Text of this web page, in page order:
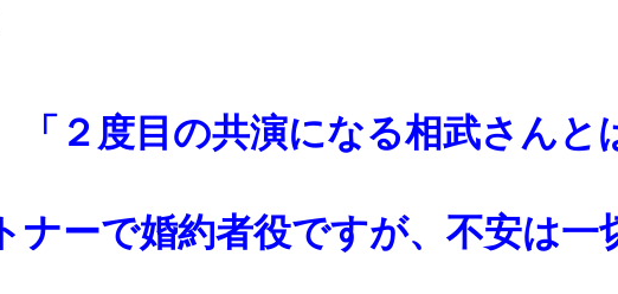
２度目の共演になる相武さんと
ナーで婚約者役ですが、不安は一